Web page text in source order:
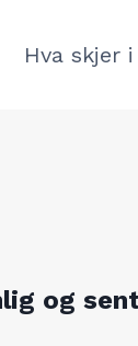
Hva skjer
og